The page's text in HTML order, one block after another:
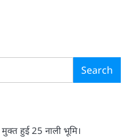
Search
हुई 25 नाली भूमि।